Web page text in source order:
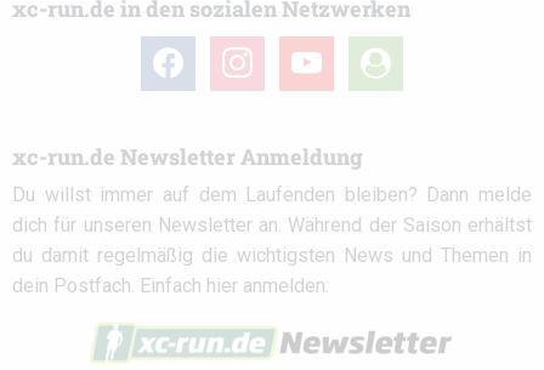
xc-run.de in den sozialen Netzwerken
facebook instagramyoutube
user-
circle
xc-run.de Newsletter Anmeldung
Du willst immer auf dem Laufenden bleiben? Dann melde
dich für unseren Newsletter an. Während der Saison erhältst
du damit regelmäßig die wichtigsten News und Themen in
dein Postfach. Einfach hier anmelden: